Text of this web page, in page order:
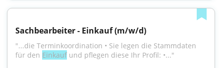
Sachbearbeiter - Einkauf (m/w/d)
"...die Terminkoordination • Sie legen die Stammdaten
für den Einkauf und pflegen diese Ihr Profil: •..."